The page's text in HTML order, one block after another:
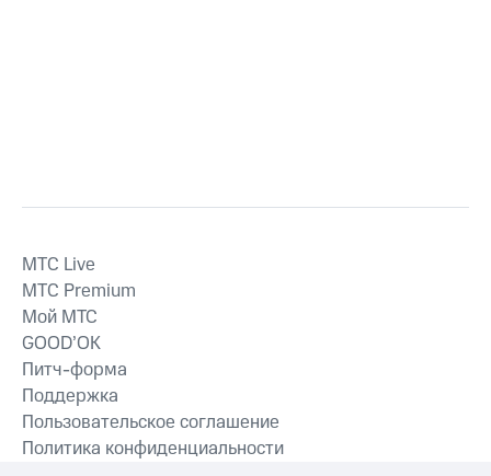
MTС Live
MTС Premium
Мой МТС
GOOD’OK
Питч-форма
Поддержка
Пользовательское соглашение
Политика конфиденциальности